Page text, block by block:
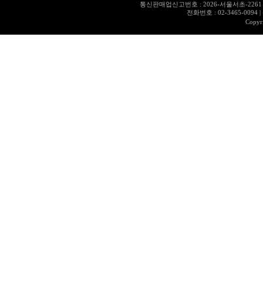
통신판매업신고번호 : 2026-서울서초-2261
전화번호 : 02-3465-0094 |